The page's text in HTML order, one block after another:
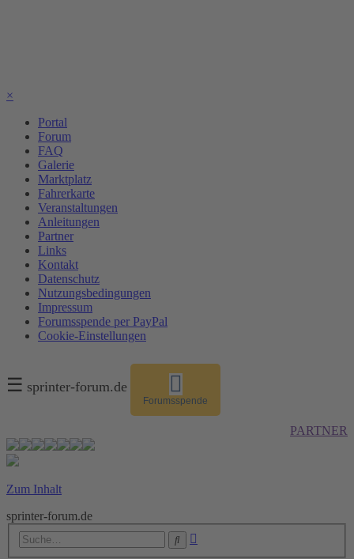
×
Portal
Forum
FAQ
Galerie
Marktplatz
Fahrerkarte
Veranstaltungen
Anleitungen
Partner
Links
Kontakt
Datenschutz
Nutzungsbedingungen
Impressum
Forumsspende per PayPal
Cookie-Einstellungen
☰ sprinter-forum.de
Forumsspende
PARTNER
Zum Inhalt
sprinter-forum.de
Suche